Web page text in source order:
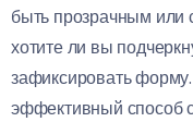
быть прозрачным или
хотите ли вы
зафиксировать
эффективный способ